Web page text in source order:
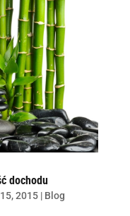
dochodu
2015| Blog